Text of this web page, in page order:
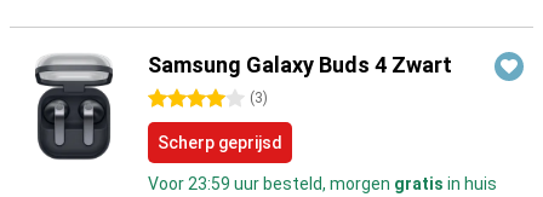
Samsung Galaxy Buds 4 Zwart
4 sterren (3)
Scherp geprijsd
Voor 23:59 uur besteld, morgen gratis in huis